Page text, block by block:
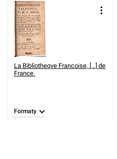
La Bibliotheqve Francoise, [...] de
France.
Formaty